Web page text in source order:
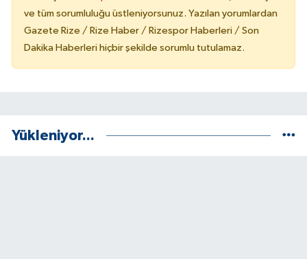
ve tüm sorumluluğu üstleniyorsunuz. Yazılan yorumlardan
Gazete Rize / Rize Haber / Rizespor Haberleri / Son
Dakika Haberleri hiçbir şekilde sorumlu tutulamaz.
Yükleniyor...